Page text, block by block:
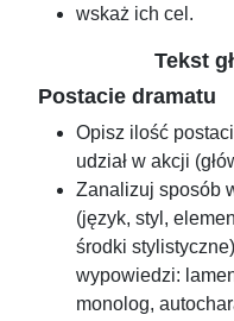
wskaż ich cel.
Tekst
Postacie dramatu
Opisz ilość
udział w akcji
Zanalizuj sposób
(język, styl,
środki
wypowiedzi:
monolog,